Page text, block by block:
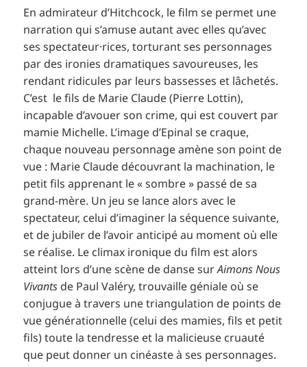
En admirateur d’Hitchcock, le film se permet une
narration qui s’amuse autant avec elles qu’avec
ses spectateur·rices, torturant ses personnages
par des ironies dramatiques savoureuses, les
rendant ridicules par leurs bassesses et lâchetés.
C’est le fils de Marie Claude (Pierre Lottin),
incapable d’avouer son crime, qui est couvert par
mamie Michelle. L’image d’Epinal se craque,
chaque nouveau personnage amène son point de
vue : Marie Claude découvrant la machination, le
petit fils apprenant le « sombre » passé de sa
grand-mère. Un jeu se lance alors avec le
spectateur, celui d’imaginer la séquence suivante,
et de jubiler de l’avoir anticipé au moment où elle
se réalise. Le climax ironique du film est alors
atteint lors d’une scène de danse surAimons Nous
Vivants de Paul Valéry, trouvaille géniale où se
conjugue à travers une triangulation de points de
vue générationnelle (celui des mamies, fils et petit
fils) toute la tendresse et la malicieuse cruauté
que peut donner un cinéaste à ses personnages.